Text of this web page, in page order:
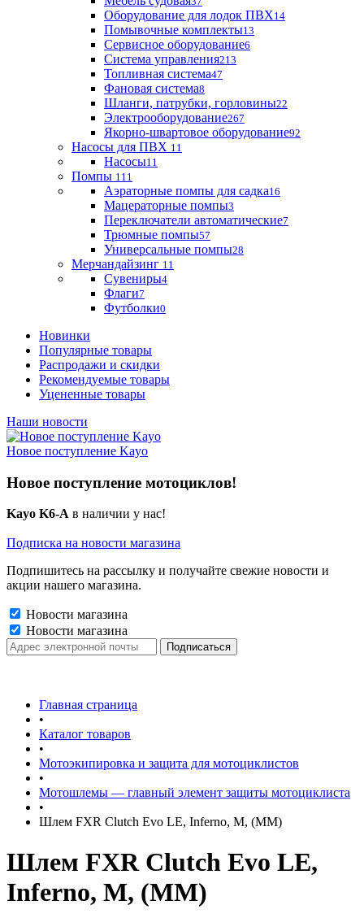
Оборудование для лодок ПВХ14
Помывочные комплекты13
Сервисное оборудование6
Система управления213
Топливная система47
Фановая система8
Шланги, патрубки, горловины22
Электрооборудование267
Якорно-швартовое оборудование92
Насосы для ПВХ 11
Насосы11
Помпы 111
Аэраторные помпы для садка16
Мацераторные помпы3
Переключатели автоматические7
Трюмные помпы57
Универсальные помпы28
Мерчандайзинг 11
Сувениры4
Флаги7
Футболки0
Новинки
Популярные товары
Распродажи и скидки
Рекомендуемые товары
Уцененные товары
Наши новости
Новое поступление Kayo
Новое поступление мотоциклов!
Kayo K6-A в наличии у нас!
Подписка на новости магазина
Подпишитесь на рассылку и получайте свежие новости и
акции нашего магазина.
Новости магазина
Новости магазина
Главная страница
•
Каталог товаров
•
Мотоэкипировка и защита для мотоциклистов
•
Мотошлемы — главный элемент защиты мотоциклиста
•
Шлем FXR Clutch Evo LE, Inferno, M, (MM)
Шлем FXR Clutch Evo LE,
Inferno, M, (MM)